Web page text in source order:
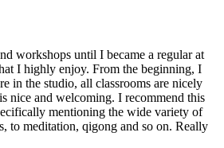
workshops until I became a regular at
I highly enjoy. From the beginning, I
in the studio, all classrooms are nicely
nice and welcoming. I recommend this
mentioning the wide variety of
to meditation, qigong and so on. Really